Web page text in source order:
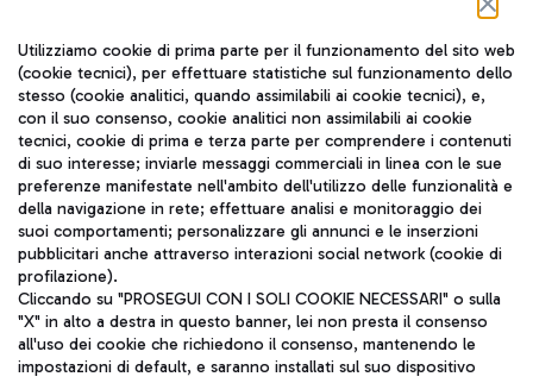
Seguici sui social
TRAVEL JOURNAL
ITA
Utilizziamo cookie di prima parte per il funzionamento del sito web
(cookie tecnici), per effettuare statistiche sul funzionamento dello
stesso (cookie analitici, quando assimilabili ai cookie tecnici), e,
con il suo consenso, cookie analitici non assimilabili ai cookie
tecnici, cookie di prima e terza parte per comprendere i contenuti
di suo interesse; inviarle messaggi commerciali in linea con le sue
preferenze manifestate nell'ambito dell'utilizzo delle funzionalità e
della navigazione in rete; effettuare analisi e monitoraggio dei
suoi comportamenti; personalizzare gli annunci e le inserzioni
pubblicitari anche attraverso interazioni social network (cookie di
profilazione).
Cliccando su "PROSEGUI CON I SOLI COOKIE NECESSARI" o sulla
"X" in alto a destra in questo banner, lei non presta il consenso
all'uso dei cookie che richiedono il consenso, mantenendo le
impostazioni di default, e saranno installati sul suo dispositivo